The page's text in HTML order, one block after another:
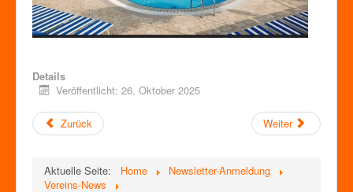
Details
Veröffentlicht: 26. Oktober 2025
Zurück Weiter
Aktuelle Seite: Home
Newsletter-Anmeldung
Vereins-News